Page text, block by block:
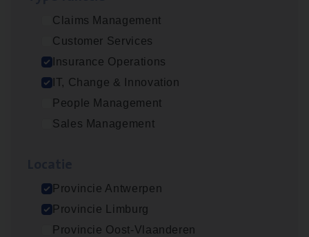
Claims Management
Customer Services
Insurance Operations
IT, Change & Innovation
People Management
Sales Management
Provincie Antwerpen
Provincie Limburg
Provincie Oost-Vlaanderen
Test Ana­lyst
IT, Change & Innovation
Antwerpen
Lees onze verhalen
Meer dan collega’s: hoe Julie en Aurélie elkaar
versterken